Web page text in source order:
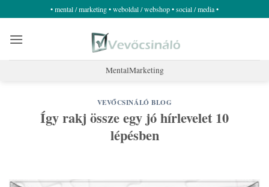
to
content
• mental / marketing • weboldal / webshop • social / media •
MentalMarketing
VEVŐCSINÁLÓ BLOG
Így rakj össze egy jó hírlevelet 10
lépésben